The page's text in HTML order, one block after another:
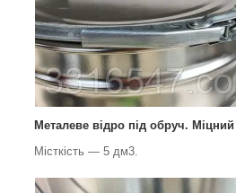
Металеве відро під обруч. Міцний
Місткість — 5 дм3.